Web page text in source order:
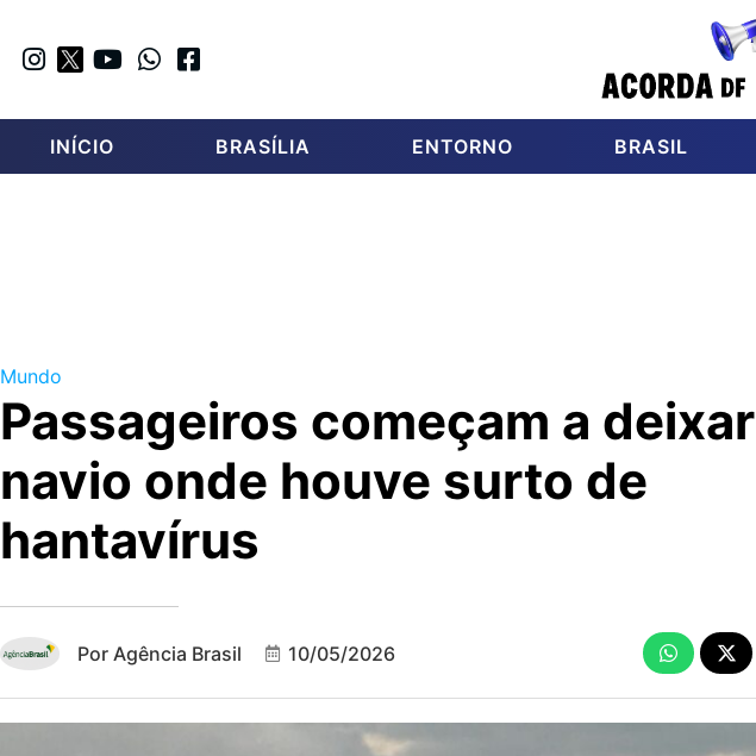
INÍCIO BRASÍLIA ENTORNO BRASIL
Mundo
Passageiros começam a deixar
navio onde houve surto de
hantavírus
Por Agência Brasil 10/05/2026